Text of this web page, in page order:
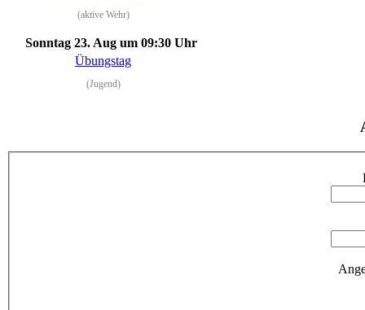
(aktive Wehr)
Sonntag 23. Aug um 09:30 Uhr
Übungstag
(Jugend)